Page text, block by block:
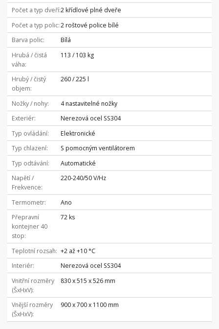
Počet a typ dveří2 křídlové plné dveře
Počet a typ polic 2 roštové police bílé
Barva polic
Bílá
Hrubá / čistá
váha
113 / 103 kg
Hrubý / čistý
objem
260 / 225 l
Nožky / nohy
4 nastavitelné nožky
Exteriér
Nerezová ocel SS304
Typ ovládání
Elektronické
Typ chlazení
S pomocným ventilátorem
Typ odtávání
Automatické
Napětí /
Frekvence
220-240/50 V/Hz
Termometr
Ano
Přepravní
kontejner 40
stop
72 ks
Teplotní rozsah
+2 až +10 °C
Interiér
Nerezová ocel SS304
Vnitřní rozměry
(ŠxHxV)
830 x 515 x 526 mm
Vnější rozměry
(ŠxHxV)
900 x 700 x 1100 mm